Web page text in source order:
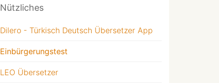
Nützliches
Dilero - Türkisch Deutsch Übersetzer App
Einbürgerungstest
LEO Übersetzer